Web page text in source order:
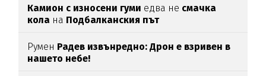
Камион с износени гуми едва нe смачка
кола на Подбалканския път
Румен Радев извънредно: Дрон е взривен в
нашето небе!